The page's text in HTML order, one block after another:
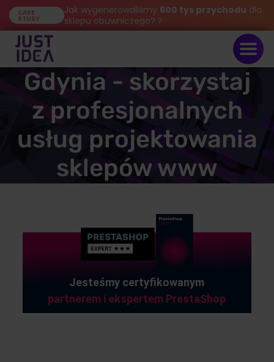
CASE
STUDY
Jak wygenerowaliśmy 600 tys przychodu dla
sklepu obuwniczego? ?
Sklepy internetowe
Gdynia - skorzystaj
z profesjonalnych
usług projektowania
sklepów www
Jesteśmy certyfikowanym
partnerem i ekspertem PrestaShop